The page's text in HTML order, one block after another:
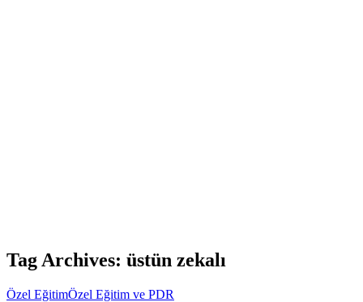
Tag Archives: üstün zekalı
Özel EğitimÖzel Eğitim ve PDR